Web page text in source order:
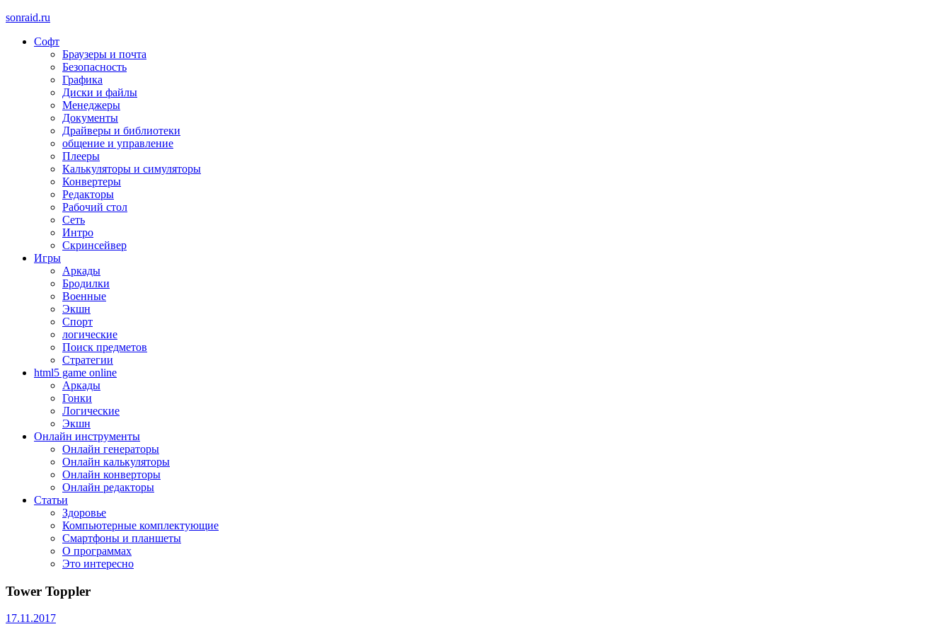
sonraid.ru
Скачивай программы, мини игры
Софт
Браузеры и почта
Безопасность
Графика
Диски и файлы
Менеджеры
Документы
Драйверы и библиотеки
общение и управление
Плееры
Калькуляторы и симуляторы
Конвертеры
Редакторы
Рабочий стол
Сеть
Интро
Скринсейвер
Игры
Аркады
Бродилки
Военные
Экшн
Спорт
логические
Поиск предметов
Стратегии
html5 game online
Аркады
Гонки
Логические
Экшн
Онлайн инструменты
Онлайн генераторы
Онлайн калькуляторы
Онлайн конверторы
Онлайн редакторы
Статьи
Здоровье
Компьютерные комплектующие
Смартфоны и планшеты
О программах
Это интересно
Tower Toppler
17.11.2017